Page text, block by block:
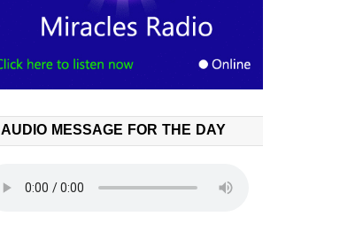
AUDIO MESSAGE FOR THE DAY